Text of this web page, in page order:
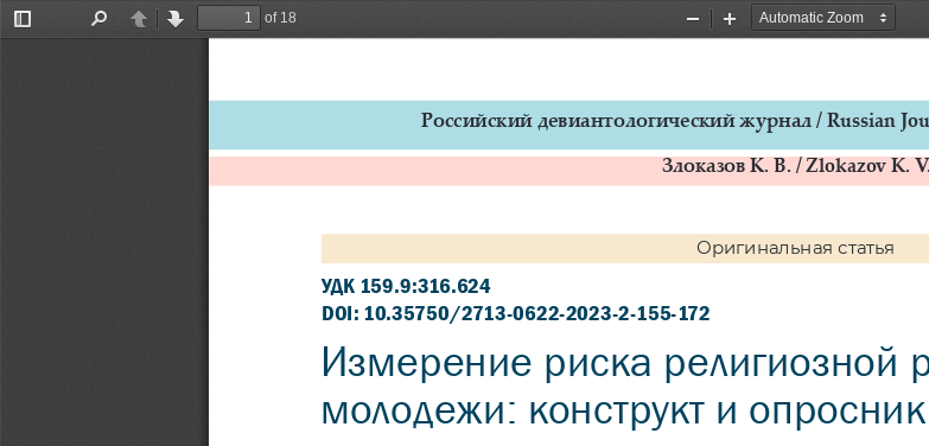
Toggle
PreviousNext
of 18
Zoom
Zoom
Измерение риска религиозной
молодежи: конструкт и опросник
УДК 159.9:316.624
DOI: 10.35750/2713-0622-2023-2-155-172
Оригинальная статья
Злоказов К. В. / Zlokazov K. V.
Российский девиантологический журнал / Russian